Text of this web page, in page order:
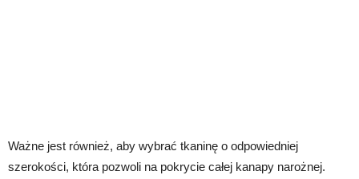
Ważne jest również, aby wybrać tkaninę o odpowiedniej
szerokości, która pozwoli na pokrycie całej kanapy narożnej.